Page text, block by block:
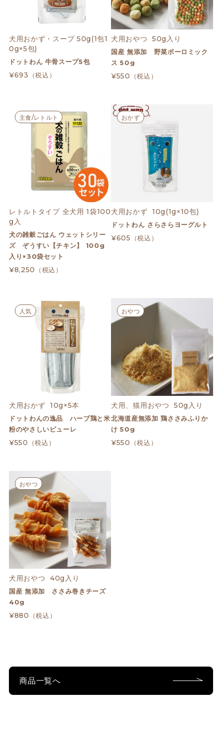
犬用おかず・スープ 50g(1包1
0g×5包)
ドットわん 牛骨スープ5包
¥693 （税込）
犬用おやつ  50g入り
国産 無添加 野菜ボーロミック
ス 50g
¥550 （税込）
主食/レトルト
レトルトタイプ 全犬用 1袋100
g入
犬の雑穀ごはん ウェットシリー
ズ ぞうすい【チキン】 100g
入り×30袋セット
¥8,250 （税込）
おかず
犬用おかず  10g(1g×10包)
ドットわん さらさらヨーグルト
¥605 （税込）
人気
犬用おかず  10g×5本
ドットわんの逸品 ハーブ鶏と米
粉のやさしいピューレ
¥550 （税込）
おやつ
犬用、猫用おやつ  50g入り
北海道産無添加 鶏ささみふりか
け 50g
¥550 （税込）
おやつ
犬用おやつ  40g入り
国産 無添加 ささみ巻きチーズ
40g
¥880 （税込）
商品一覧へ